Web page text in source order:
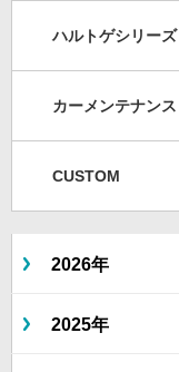
ハルトゲシリーズ
カーメンテナンス
CUSTOM
2026年
2025年